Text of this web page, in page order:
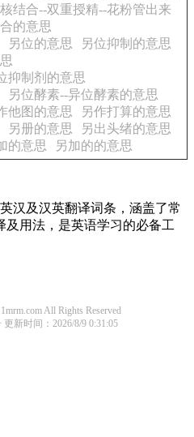
结合--双重授精--花粉管出来
的意思
另位的意思
另位抑制的意思
抑制剂的意思
另位酵素--异位酵素的意思
他图的意思
另作打算的意思
另册的意思
另出头绪的意思
的意思 另加的的意思
汉及汉英翻译词条，涵盖了常
及用法，是英语学习的必备工
All Rights Reserved
更新时间：2026/8/9 0:31:05